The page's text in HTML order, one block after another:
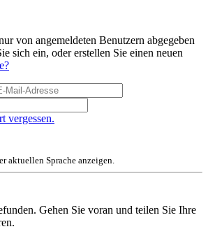
von angemeldeten Benutzern abgegeben
sich ein, oder erstellen Sie einen neuen
vergessen.
aktuellen Sprache anzeigen.
Gehen Sie voran und teilen Sie Ihre